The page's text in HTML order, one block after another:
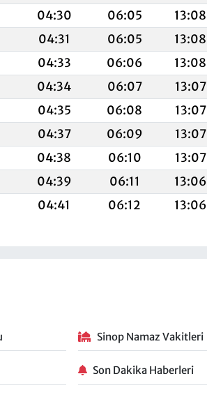
04:30 06:05 13:08
04:31 06:05 13:08
04:33 06:06 13:08
04:34 06:07 13:07
04:35 06:08 13:07
04:37 06:09 13:07
04:38 06:10 13:07
04:39 06:11 13:06
04:41 06:12 13:06
Sinop Namaz Vakitleri
Son Dakika Haberleri